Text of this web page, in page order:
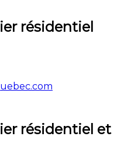
résidentiel
résidentiel et